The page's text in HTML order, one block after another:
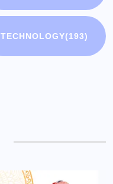
TECHNOLOGY(193)